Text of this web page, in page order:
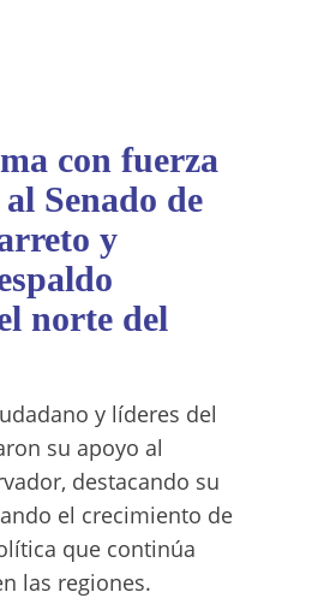
con fuerza
Senado de
y
norte del
y líderes del
su apoyo al
destacando su
el crecimiento de
que continúa
las regiones.